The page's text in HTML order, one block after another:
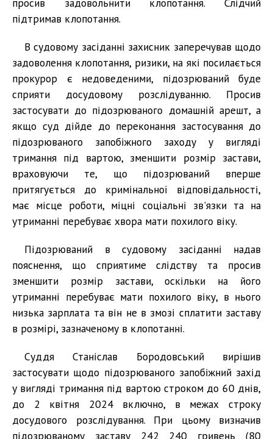
підтримав клопотання.
В судовому засіданні захисник заперечував щодо
задоволення клопотання, ризики, на які посилається
прокурор є недоведеними, підозрюваний буде
сприяти досудовому розслідуванню. Просив
застосувати до підозрюваного домашній арешт, а
якщо суд дійде до переконання застосування до
підозрюваного запобіжного заходу у вигляді
тримання під вартою, зменшити розмір застави,
враховуючи те, що підозрюваний вперше
притягується до кримінальної відповідальності,
має місце роботи, міцні соціальні зв'язки та на
утриманні перебуває хвора мати похилого віку.
Підозрюваний в судовому засіданні надав
пояснення, що сприятиме слідству та просив
зменшити розмір застави, оскільки на його
утриманні перебуває мати похилого віку, в нього
низька зарплата та він не в змозі сплатити заставу
в розмірі, зазначеному в клопотанні.
Суддя Станіслав Бородовський вирішив
застосувати щодо підозрюваного запобіжний захід
у вигляді тримання під вартою строком до 60 днів,
до 2 квітня 2024 включно, в межах строку
досудового розслідування. При цьому визначив
підозрюваному заставу 242 240 гривень (80